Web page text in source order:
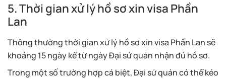
5. Thời gian xử lý hồ sơ xin visa Phần
Lan
Thông thường thời gian xử lý hồ sơ xin visa Phần Lan sẽ
khoảng 15 ngày kể từ ngày Đại sứ quán nhận đủ hồ sơ.
Trong một số trường hợp cá biệt, Đại sứ quán có thể kéo